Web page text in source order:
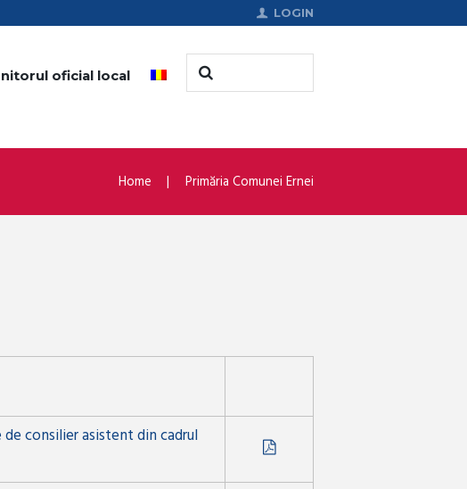
LOGIN
oficial local
Home Primăria Comunei Ernei
consilier asistent din cadrul